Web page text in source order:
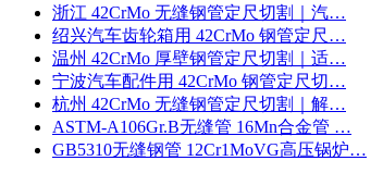
浙江 42CrMo 无缝钢管定尺切割｜汽…
绍兴汽车齿轮箱用 42CrMo 钢管定尺…
温州 42CrMo 厚壁钢管定尺切割｜适…
宁波汽车配件用 42CrMo 钢管定尺切…
杭州 42CrMo 无缝钢管定尺切割｜解…
ASTM-A106Gr.B无缝管 16Mn合金管 …
GB5310无缝钢管 12Cr1MoVG高压锅炉…